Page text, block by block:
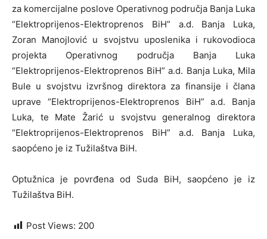
za komercijalne poslove Operativnog područja Banja Luka
“Elektroprijenos-Elektroprenos BiH” a.d. Banja Luka,
Zoran Manojlović u svojstvu uposlenika i rukovodioca
projekta Operativnog područja Banja Luka
“Elektroprijenos-Elektroprenos BiH” a.d. Banja Luka, Mila
Bule u svojstvu izvršnog direktora za finansije i člana
uprave “Elektroprijenos-Elektroprenos BiH” a.d. Banja
Luka, te Mate Žarić u svojstvu generalnog direktora
“Elektroprijenos-Elektroprenos BiH” a.d. Banja Luka,
saopćeno je iz Tužilaštva BiH.
Optužnica je povrđena od Suda BiH, saopćeno je iz
Tužilaštva BiH.
Post Views: 200